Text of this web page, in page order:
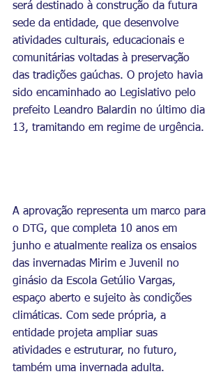
será destinado à construção da futura
sede da entidade, que desenvolve
atividades culturais, educacionais e
comunitárias voltadas à preservação
das tradições gaúchas. O projeto havia
sido encaminhado ao Legislativo pelo
prefeito Leandro Balardin no último dia
13, tramitando em regime de urgência.
A aprovação representa um marco para
o DTG, que completa 10 anos em
junho e atualmente realiza os ensaios
das invernadas Mirim e Juvenil no
ginásio da Escola Getúlio Vargas,
espaço aberto e sujeito às condições
climáticas. Com sede própria, a
entidade projeta ampliar suas
atividades e estruturar, no futuro,
também uma invernada adulta.